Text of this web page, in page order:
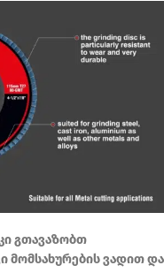
გთავაზობთ
მომსახურების ვადით და